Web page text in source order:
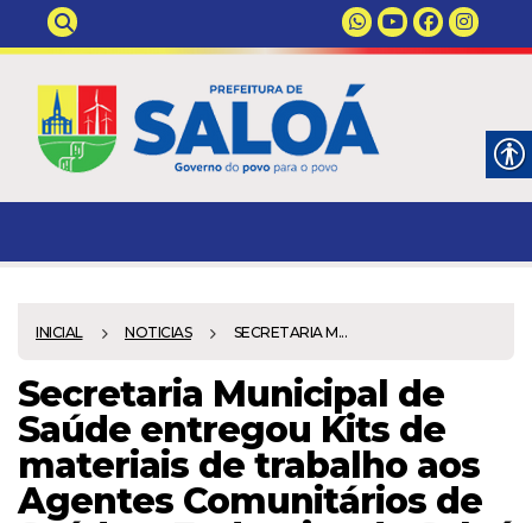
INICIAL NOTICIAS SECRETARIA M...
Secretaria Municipal de
Saúde entregou Kits de
materiais de trabalho aos
Agentes Comunitários de